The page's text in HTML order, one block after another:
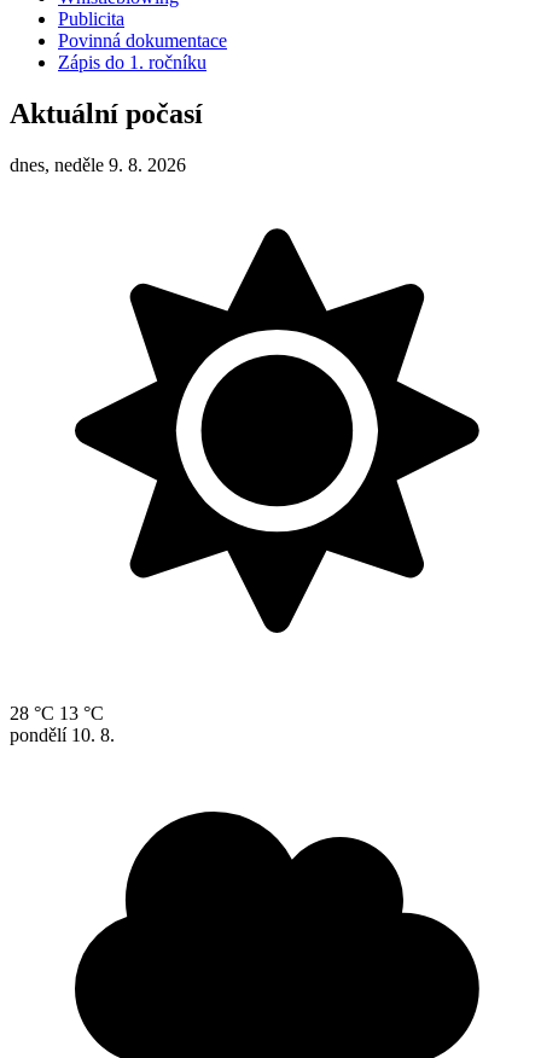
Publicita
Povinná dokumentace
Zápis do 1. ročníku
Aktuální počasí
dnes, neděle 9. 8. 2026
28 °C 13 °C
pondělí 10. 8.